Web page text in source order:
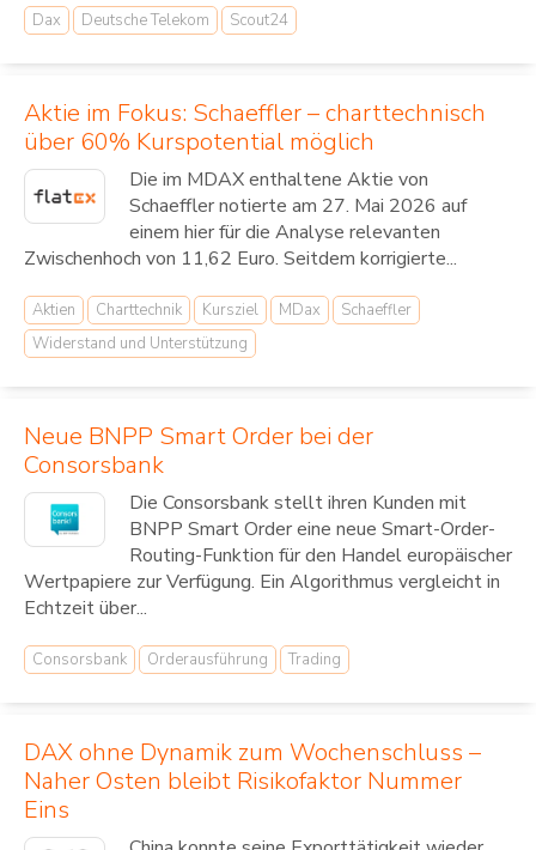
Dax Deutsche Telekom Scout24
Aktie im Fokus: Schaeffler – charttechnisch
über 60% Kurspotential möglich
Die im MDAX enthaltene Aktie von
Schaeffler notierte am 27. Mai 2026 auf
einem hier für die Analyse relevanten
Zwischenhoch von 11,62 Euro. Seitdem korrigierte...
Aktien Charttechnik Kursziel MDax
Schaeffler
Widerstand und Unterstützung
Neue BNPP Smart Order bei der
Consorsbank
Die Consorsbank stellt ihren Kunden mit
BNPP Smart Order eine neue Smart-Order-
Routing-Funktion für den Handel europäischer
Wertpapiere zur Verfügung. Ein Algorithmus vergleicht in
Echtzeit über...
Consorsbank Orderausführung Trading
DAX ohne Dynamik zum Wochenschluss –
Naher Osten bleibt Risikofaktor Nummer
Eins